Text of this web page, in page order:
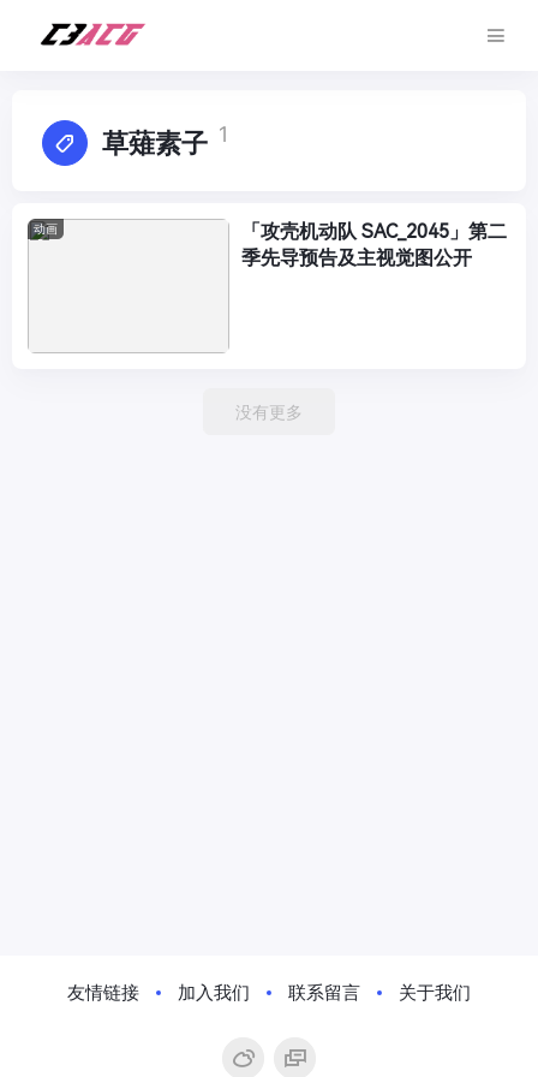
草薙素子 1
动画
「攻壳机动队 SAC_2045」第二
季先导预告及主视觉图公开
没有更多
友情链接 加入我们 联系留言 关于我们